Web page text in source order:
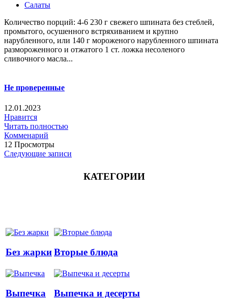
Салаты
Количество порций: 4-6 230 г свежего шпината без стеблей,
промытого, осушенного встряхиванием и крупно
нарубленного, или 140 г мороженого нарубленного шпината
размороженного и отжатого 1 ст. ложка несоленого
сливочного масла...
Не проверенные
12.01.2023
Нравится
Читать полностью
Комменарий
12 Просмотры
Следующие записи
КАТЕГОРИИ
Без жаркиВторые блюда
Выпечка Выпечка и десерты